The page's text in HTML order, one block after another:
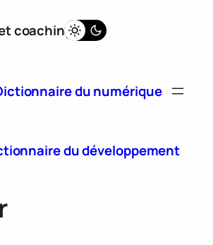
coaching
du numérique
du développement